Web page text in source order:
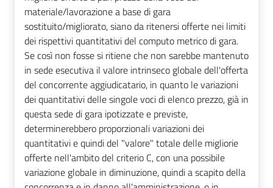
materiale/lavorazione a base di gara
sostituito/migliorato, siano da ritenersi offerte nei limiti
dei rispettivi quantitativi del computo metrico di gara.
Se così non fosse si ritiene che non sarebbe mantenuto
in sede esecutiva il valore intrinseco globale dell'offerta
del concorrente aggiudicatario, in quanto le variazioni
dei quantitativi delle singole voci di elenco prezzo, già in
questa sede di gara ipotizzate e previste,
determinerebbero proporzionali variazioni dei
quantitativi e quindi del "valore" totale delle migliorie
offerte nell'ambito del criterio C, con una possibile
variazione globale in diminuzione, quindi a scapito della